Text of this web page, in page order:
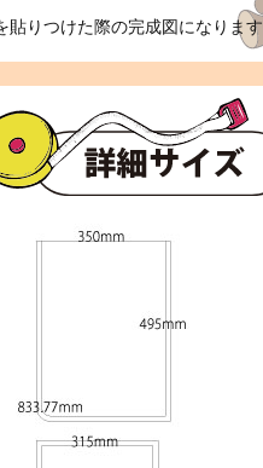
貼りつけた際の完成図になります